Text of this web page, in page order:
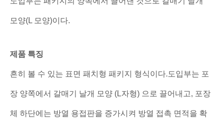
모양(L 모양)이다.
제품 특징
흔히 볼 수 있는 표면 패치형 패키지 형식이다.도입부는 포
장 양쪽에서 갈매기 날개 모양 (L자형) 으로 끌어내고, 포장
체 하단에는 방열 용접판을 증가시켜 방열 접촉 면적을 확